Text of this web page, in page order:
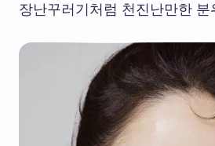
장난꾸러기처럼 천진난만한